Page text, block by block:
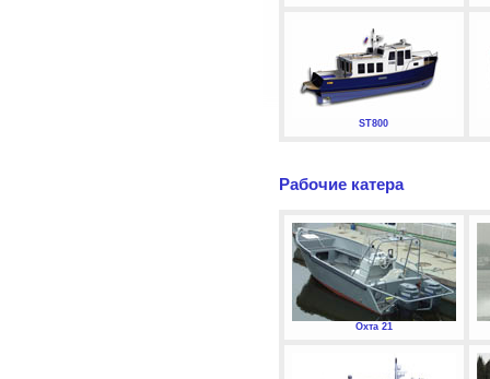
ST800
Рабочие катера
Охта 21